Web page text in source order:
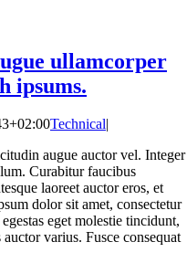
ullamcorper
ipsums.
Technical|
augue auctor vel. Integer
Curabitur faucibus
laoreet auctor eros, et
dolor sit amet, consectetur
eget molestie tincidunt,
varius. Fusce consequat